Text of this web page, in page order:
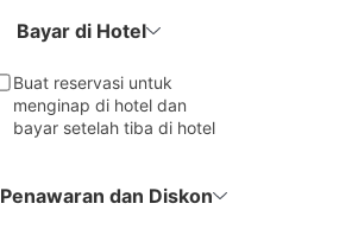
Bayar di Hotel
Buat reservasi untuk
menginap di hotel dan
bayar setelah tiba di hotel
Penawaran dan Diskon